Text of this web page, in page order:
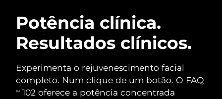
Potência clínica.
Resultados clínicos.
Experimenta o rejuvenescimento facial
completo. Num clique de um botão. O FAQ
TM
102 oferece a potência concentrada
LUNA™ 4 kit
Anti-aging massage
BEAR™ 2 kit
Microcurrent toning
Áustria Entrega prevista
Barein Entrega prevista8/9/26
Bélgica
Bermudas Entrega prevista8/14/26